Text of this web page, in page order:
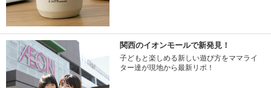
関西のイオンモールで新発見！
子どもと楽しめる新しい遊び方をママライ
ター達が現地から最新リポ！